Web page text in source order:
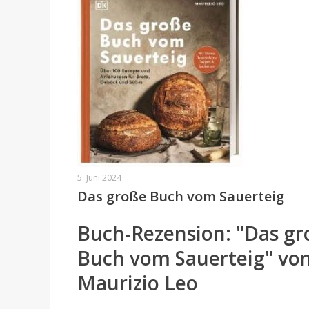
5. Juni 2024
Das große Buch vom Sauerteig
Buch-Rezension: "Das
Buch vom Sauerteig"
Maurizio Leo